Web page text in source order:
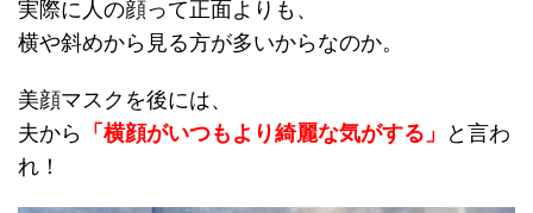
実際に人の顔って正面よりも、
横や斜めから見る方が多いからなのか。
美顔マスクを後には、
夫から 「横顔がいつもより綺麗な気がする」
と言わ
れ！